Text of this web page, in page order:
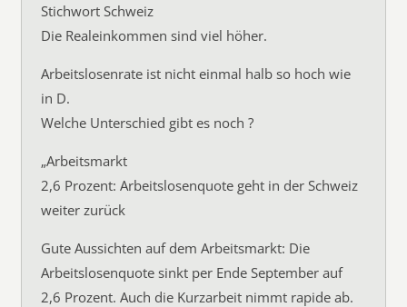
Stichwort Schweiz
Die Realeinkommen sind viel höher.
Arbeitslosenrate ist nicht einmal halb so hoch wie
in D.
Welche Unterschied gibt es noch ?
„Arbeitsmarkt
2,6 Prozent: Arbeitslosenquote geht in der Schweiz
weiter zurück
Gute Aussichten auf dem Arbeitsmarkt: Die
Arbeitslosenquote sinkt per Ende September auf
2,6 Prozent. Auch die Kurzarbeit nimmt rapide ab.